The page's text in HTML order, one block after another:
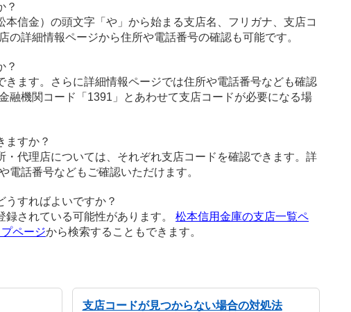
？
本信金）の頭文字「や」から始まる支店名、フリガナ、支店コ
の詳細情報ページから住所や電話番号の確認も可能です。
？
きます。さらに詳細情報ページでは住所や電話番号なども確認
融機関コード「1391」とあわせて支店コードが必要になる場
ますか？
・代理店については、それぞれ支店コードを確認できます。詳
電話番号などもご確認いただけます。
うすればよいですか？
録されている可能性があります。松本信用金庫の支店一覧ペ
プページから検索することもできます。
支店コードが見つからない場合の対処法